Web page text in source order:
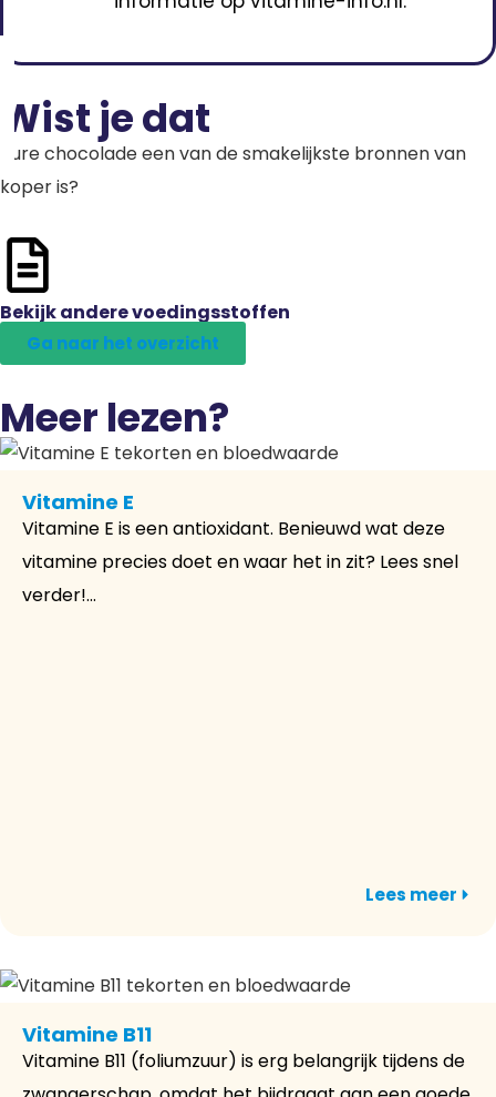
Wist je dat
Pure chocolade een van de smakelijkste bronnen van
koper is?
Bekijk andere voedingsstoffen
Ga naar het overzicht
Meer lezen?
Vitamine E
Vitamine E is een antioxidant. Benieuwd wat deze
vitamine precies doet en waar het in zit? Lees snel
verder!...
Lees meer
Vitamine B11
Vitamine B11 (foliumzuur) is erg belangrijk tijdens de